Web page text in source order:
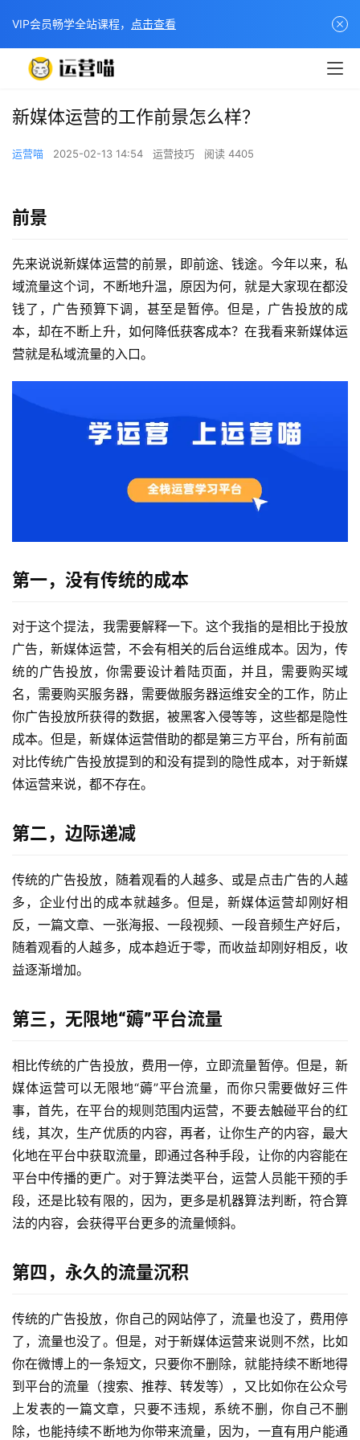
新媒体运营的工作前景怎么样？
运营喵 2025-02-13 14:54 运营技巧 阅读 4405
前景
先来说说新媒体运营的前景，即前途、钱途。今年以来，私
域流量这个词，不断地升温，原因为何，就是大家现在都没
钱了，广告预算下调，甚至是暂停。但是，广告投放的成
本，却在不断上升，如何降低获客成本？在我看来新媒体运
营就是私域流量的入口。
第一，没有传统的成本
对于这个提法，我需要解释一下。这个我指的是相比于投放
广告，新媒体运营，不会有相关的后台运维成本。因为，传
统的广告投放，你需要设计着陆页面，并且，需要购买域
名，需要购买服务器，需要做服务器运维安全的工作，防止
你广告投放所获得的数据，被黑客入侵等等，这些都是隐性
成本。但是，新媒体运营借助的都是第三方平台，所有前面
对比传统广告投放提到的和没有提到的隐性成本，对于新媒
体运营来说，都不存在。
第二，边际递减
传统的广告投放，随着观看的人越多、或是点击广告的人越
多，企业付出的成本就越多。但是，新媒体运营却刚好相
反，一篇文章、一张海报、一段视频、一段音频生产好后，
随着观看的人越多，成本趋近于零，而收益却刚好相反，收
益逐渐增加。
第三，无限地“薅”平台流量
相比传统的广告投放，费用一停，立即流量暂停。但是，新
媒体运营可以无限地“薅”平台流量，而你只需要做好三件
事，首先，在平台的规则范围内运营，不要去触碰平台的红
线，其次，生产优质的内容，再者，让你生产的内容，最大
化地在平台中获取流量，即通过各种手段，让你的内容能在
平台中传播的更广。对于算法类平台，运营人员能干预的手
段，还是比较有限的，因为，更多是机器算法判断，符合算
法的内容，会获得平台更多的流量倾斜。
第四，永久的流量沉积
传统的广告投放，你自己的网站停了，流量也没了，费用停
了，流量也没了。但是，对于新媒体运营来说则不然，比如
你在微博上的一条短文，只要你不删除，就能持续不断地得
到平台的流量（搜索、推荐、转发等），又比如你在公众号
上发表的一篇文章，只要不违规，系统不删，你自己不删
除，也能持续不断地为你带来流量，因为，一直有用户能通
VIP会员畅学全站课程， 点击查看